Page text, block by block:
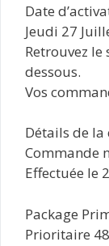
Date
Jeudi 27
Retrouvez
dessous.
Vos
Détails de
Commande
Effectuée le
Package
Prioritaire